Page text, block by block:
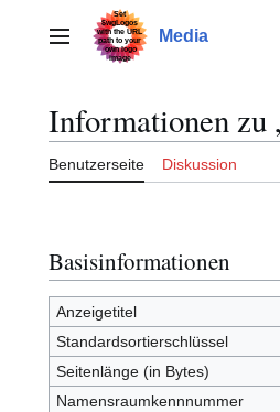
springenHauptmenü Media
Informationen zu
Benutzerseite Diskussion
Basisinformationen
Anzeigetitel
Standardsortierschlüssel
Seitenlänge (in Bytes)
Namensraumkennnummer